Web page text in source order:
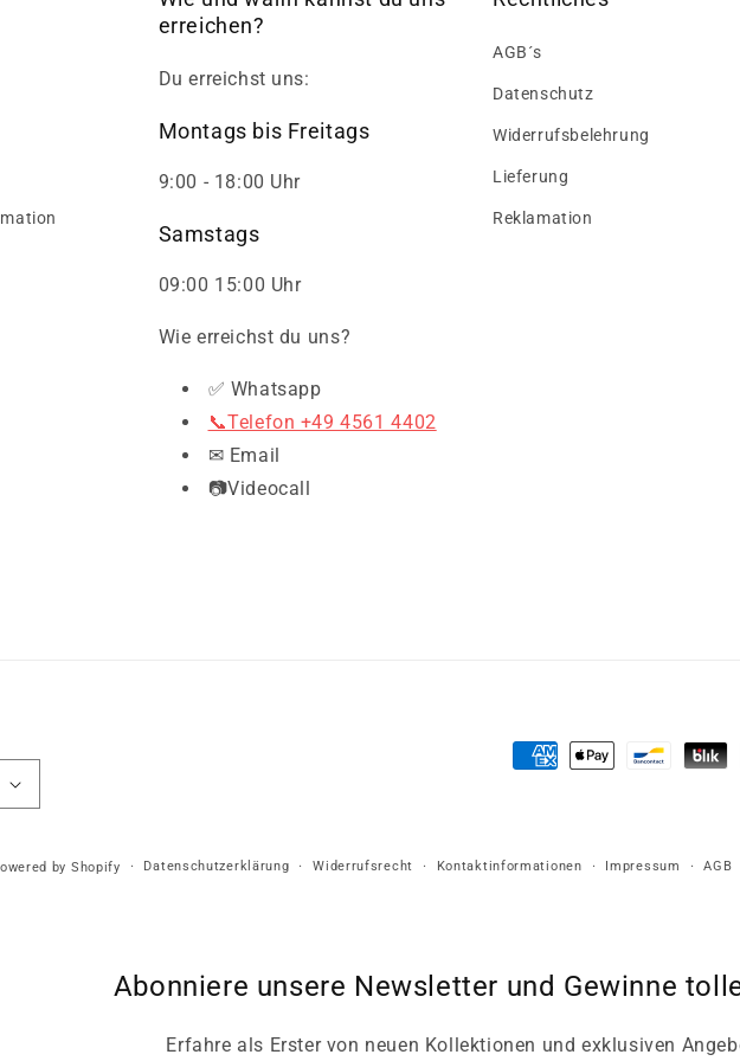
erreichen?
Du erreichst uns:
Montags bis Freitags
9:00 - 18:00 Uhr
Samstags
09:00 15:00 Uhr
Wie erreichst du uns?
✅ Whatsapp
📞Telefon +49 4561 4402
✉ Email
📷Videocall
AGB´s
Datenschutz
Widerrufsbelehrung
Lieferung
Reklamation
Zahlungsmethoden
by Shopify Datenschutzerklärung Widerrufsrecht Kontaktinformationen Impressum AGB
Abonniere unsere Newsletter und Gewinne
Erfahre als Erster von neuen Kollektionen und exklusiven